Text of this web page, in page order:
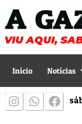
Início Notícias